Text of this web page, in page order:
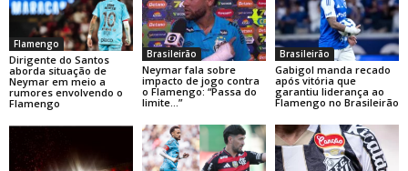
Flamengo
Dirigente do Santos
aborda situação de
Neymar em meio a
rumores envolvendo o
Flamengo
Brasileirão
Neymar fala sobre
impacto de jogo contra
o Flamengo: “Passa do
limite…”
Brasileirão
Gabigol manda recado
após vitória que
garantiu liderança ao
Flamengo no Brasileirão